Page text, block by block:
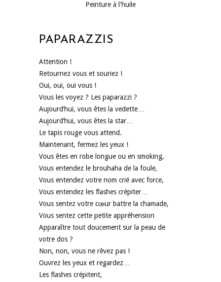
Peinture à l'huile
PAPARAZZIS
Attention !
Retournez vous et souriez !
Oui, oui, oui vous !
Vous les voyez ? Les paparazzi ?
Aujourd’hui, vous êtes la vedette…
Aujourd’hui, vous êtes la star…
Le tapis rouge vous attend.
Maintenant, fermez les yeux !
Vous êtes en robe longue ou en smoking,
Vous entendez le brouhaha de la foule,
Vous entendez votre nom crié avec force,
Vous entendez les flashes crépiter…
Vous sentez votre cœur battre la chamade,
Vous sentez cette petite appréhension
Apparaître tout doucement sur la peau de
votre dos ?
Non, non, vous ne rêvez pas !
Ouvrez les yeux et regardez…
Les flashes crépitent,